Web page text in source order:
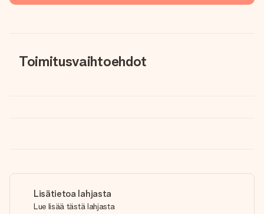
Toimitusvaihtoehdot
Lisätietoa lahjasta
Lue lisää tästä lahjasta